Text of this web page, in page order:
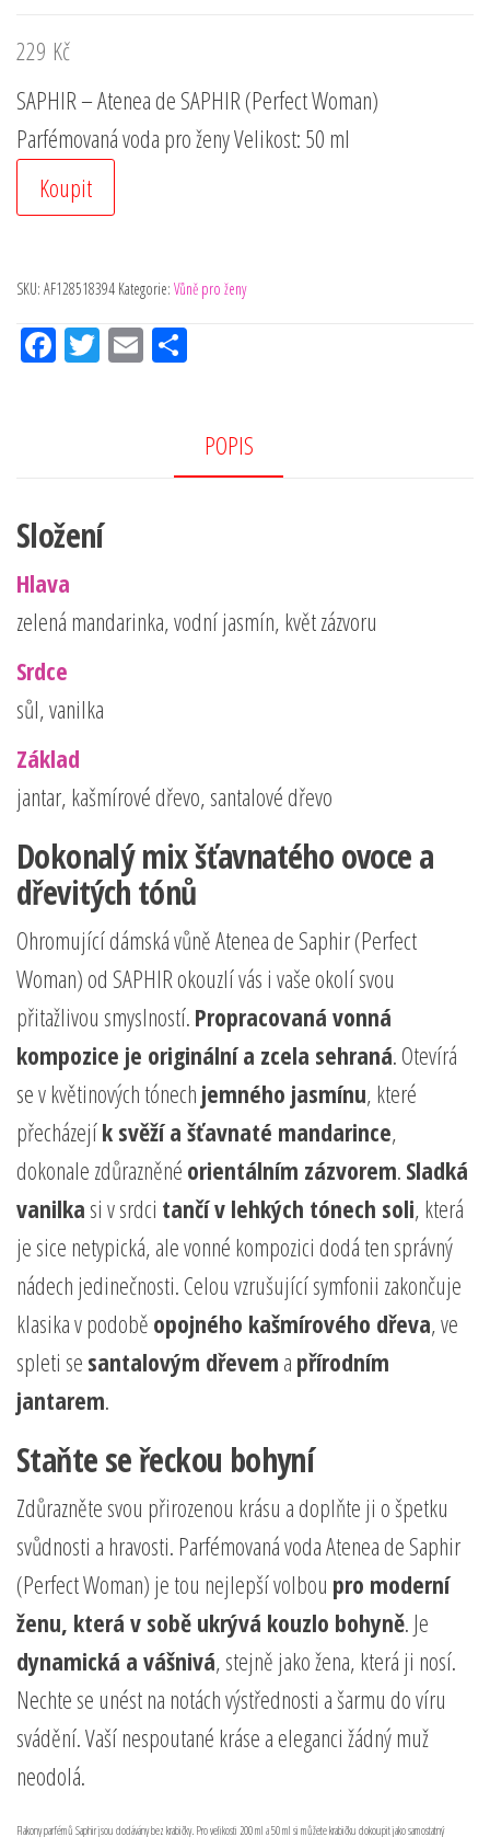
229 Kč
SAPHIR – Atenea de SAPHIR (Perfect Woman)
Parfémovaná voda pro ženy Velikost: 50 ml
Koupit
SKU: AF128518394 Kategorie: Vůně pro ženy
Fac Tw Em
POPIS
Složení
Hlava
zelená mandarinka, vodní jasmín, květ zázvoru
Srdce
sůl, vanilka
Základ
jantar, kašmírové dřevo, santalové dřevo
Dokonalý mix šťavnatého ovoce a
dřevitých tónů
Ohromující dámská vůně Atenea de Saphir (Perfect
Woman) od SAPHIR okouzlí vás i vaše okolí svou
přitažlivou smyslností. Propracovaná vonná
kompozice je originální a zcela sehraná. Otevírá
se v květinových tónech jemného jasmínu, které
přecházejík svěží a šťavnaté mandarince,
dokonale zdůrazněné orientálním zázvorem. Sladká
vanilka si v srdci tančí v lehkých tónech soli, která
je sice netypická, ale vonné kompozici dodá ten správný
nádech jedinečnosti. Celou vzrušující symfonii zakončuje
klasika v podobě opojného kašmírového dřeva, ve
spleti se santalovým dřevem a přírodním
jantarem.
Staňte se řeckou bohyní
Zdůrazněte svou přirozenou krásu a doplňte ji o špetku
svůdnosti a hravosti. Parfémovaná voda Atenea de Saphir
(Perfect Woman) je tou nejlepší volbou pro moderní
ženu, která v sobě ukrývá kouzlo bohyně. Je
dynamická a vášnivá, stejně jako žena, která ji nosí.
Nechte se unést na notách výstřednosti a šarmu do víru
svádění. Vaší nespoutané kráse a eleganci žádný muž
neodolá.
Flakony parfémů Saphir jsou dodávány bez krabičky. Pro velikosti 200 ml a 50 ml si můžete krabičku dokoupit jako samostatný